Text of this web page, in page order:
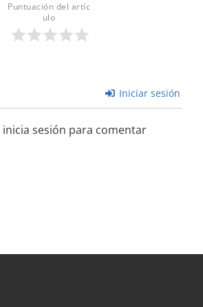
Puntuación del artíc
ulo
Iniciar sesión
sesión para comentar